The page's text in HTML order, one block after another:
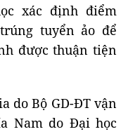
xác định điểm
tuyển ảo để
được thuận tiện
do Bộ GD-ĐT vận
Nam do Đại học